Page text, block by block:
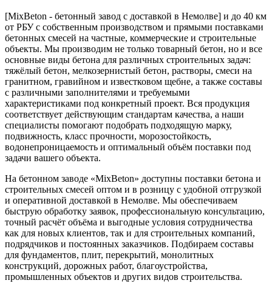
[MixBeton - бетонный завод с доставкой в Немолве] и до 40 км
от РБУ с собственным производством и прямыми поставками
бетонных смесей на частные, коммерческие и строительные
объекты. Мы производим не только товарный бетон, но и все
основные виды бетона для различных строительных задач:
тяжёлый бетон, мелкозернистый бетон, растворы, смеси на
гранитном, гравийном и известковом щебне, а также составы
с различными заполнителями и требуемыми
характеристиками под конкретный проект. Вся продукция
соответствует действующим стандартам качества, а наши
специалисты помогают подобрать подходящую марку,
подвижность, класс прочности, морозостойкость,
водонепроницаемость и оптимальный объём поставки под
задачи вашего объекта.
На бетонном заводе «MixBeton» доступны поставки бетона и
строительных смесей оптом и в розницу с удобной отгрузкой
и оперативной доставкой в Немолве. Мы обеспечиваем
быструю обработку заявок, профессиональную консультацию,
точный расчёт объёма и выгодные условия сотрудничества
как для новых клиентов, так и для строительных компаний,
подрядчиков и постоянных заказчиков. Подбираем составы
для фундаментов, плит, перекрытий, монолитных
конструкций, дорожных работ, благоустройства,
промышленных объектов и других видов строительства.